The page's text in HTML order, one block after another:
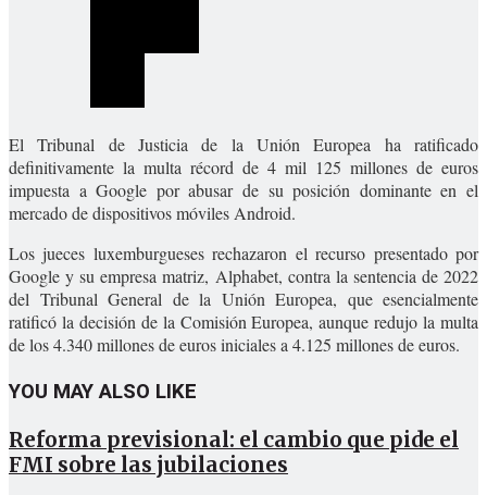
El Tribunal de Justicia de la Unión Europea ha ratificado
definitivamente la multa récord de 4 mil 125 millones de euros
impuesta a Google por abusar de su posición dominante en el
mercado de dispositivos móviles Android.
Los jueces luxemburgueses rechazaron el recurso presentado por
Google y su empresa matriz, Alphabet, contra la sentencia de 2022
del Tribunal General de la Unión Europea, que esencialmente
ratificó la decisión de la Comisión Europea, aunque redujo la multa
de los 4.340 millones de euros iniciales a 4.125 millones de euros.
YOU MAY ALSO LIKE
Reforma previsional: el cambio que pide el
FMI sobre las jubilaciones